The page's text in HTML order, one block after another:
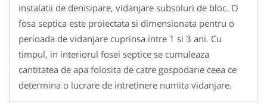
instalatii de denisipare, vidanjare subsoluri de bloc. O
fosa septica este proiectata si dimensionata pentru o
perioada de vidanjare cuprinsa intre 1 si 3 ani. Cu
timpul, in interiorul fosei septice se cumuleaza
cantitatea de apa folosita de catre gospodarie ceea ce
determina o lucrare de intretinere numita vidanjare.